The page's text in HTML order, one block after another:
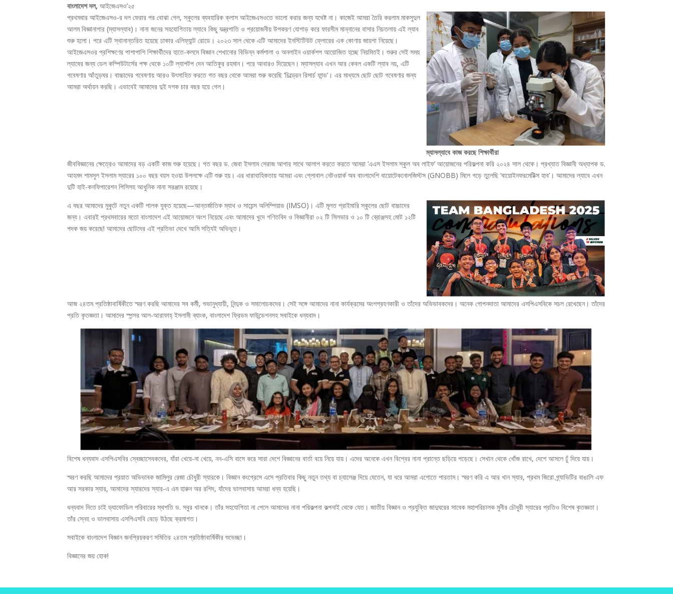
বাংলাদেশ দল,আইজেএসও’২৫
প্রথমবার আইজেএসও-র দল ফেরার পর বোঝা গেল, স্কুলের ব্যবহারিক ক্লাস আইজেএসওতে ভালো করার জন্য যথেষ্ট না। কাজেই আমরা তৈরি করলাম মাকসুদুল
আলম বিজ্ঞানাগার (ম্যাসল্যাব)। নানা জনের সহযোগিতায় ল্যাবে কিছু যন্ত্রপাতি ও প্রয়োজনীয় উপকরণ যোগাড় করে ফারসীম মান্নানের বাসার নিচতলায় এই ল্যাব
শুরু হলো। পরে এটি স্থানান্তরিত হয়েছে ঢাকার এলিফ্যান্ট রোডে। ২০২৩ সাল থেকে এটি আমাদের ইনস্টিটিউট ফ্লোরের এক কোণায় জায়গা নিয়েছে।
আইজেএসওর প্রশিক্ষণের পাশাপাশি শিক্ষার্থীদের হাতে-কলমে বিজ্ঞান শেখানোর বিভিন্ন কর্মশালা ও অনলাইন ওয়ার্কশপ আয়োজিত হচ্ছে নিয়মিতই। শুরুর সেই সময়
ল্যাবের জন্য ডেল কম্পিউটার্সের পক্ষ থেকে ১০টি ল্যাপটপ দেন আতিকুর রহমান। পরে আবারও দিয়েছেন। ম্যাসল্যাব এখন আর কেবল একটি ল্যাব নয়, এটি
গবেষণার আঁতুড়ঘর। বাচ্চাদের গবেষণায় আরও উৎসাহিত করতে গত বছর থেকে আমরা শুরু করেছি ‘চিল্ড্রেন রিসার্চ ফান্ড’। এর মাধ্যমে ছোট ছোট গবেষণার জন্য
আমরা অর্থায়ন করছি। এভাবেই আমাদের দুই দশক চার বছর হয়ে গেল।
ম্যাসল্যাবে কাজ করছে শিক্ষার্থীরা
জীববিজ্ঞানের ক্ষেত্রেও আমাদের বড় একটি কাজ শুরু হয়েছে। গত বছর ড. জেবা ইসলাম সেরাজ আপার সাথে আলাপ করতে করতে আমরা ‘এএস ইসলাম স্কুল অব লাইফ’ আয়োজনের পরিকল্পনা করি ২০২৪ সাল থেকে। প্রখ্যাত বিজ্ঞানী অধ্যাপক ড.
আহমদ শামসুল ইসলাম স্যারের ১০০ বছর বয়স হওয়া উপলক্ষে এটি শুরু হয়। এর ধারাবাহিকতায় আমরা এবং গ্লোবাল নেটওয়ার্ক অব বাংলাদেশি বায়োটেকনোলজিস্টস (GNOBB) মিলে গড়ে তুলেছি ‘বায়োইনফরমেটিক্স হাব’। আমাদের ল্যাবে এখন
দুটি হাই-কনফিগারেশন পিসিসহ আধুনিক নানা সরঞ্জাম রয়েছে।
এ বছর আমাদের মুকুটে নতুন একটি পালক যুক্ত হয়েছে—আন্তর্জাতিক ম্যাথ ও সায়েন্স অলিম্পিয়াড (IMSO)। এটি মূলত প্রাইমারি স্কুলের ছোট বাচ্চাদের
জন্য। এবারই প্রথমবারের মতো বাংলাদেশ এই আয়োজনে অংশ নিয়েছে এবং আমাদের খুদে গণিতবিদ ও বিজ্ঞানীরা ০২ টি সিলভার ও ১০ টি ব্রোঞ্জসহ মোট ১২টি
পদক জয় করেছে! আমাদের ছোটদের এই প্রতিভা দেখে আমি সত্যিই অভিভূত।
আজ ২৪তম প্রতিষ্ঠাবার্ষিকীতে স্মরণ করছি আমাদের সব কর্মী, শুভানুধ্যায়ী, নিন্দুক ও সমালোচকদের। সেই সঙ্গে আমাদের নানা কার্যক্রমের অংশগ্রহণকারী ও তাঁদের অভিভাবকদের। অনেক গোপনদাতা আমাদের এসপিএসবিকে সচল রেখেছেন। তাঁদের
প্রতি কৃতজ্ঞতা। আমাদের স্পন্সর আল-আরাফাহ্‌ ইসলামী ব্যাংক, বাংলাদেশ ফ্রিডম ফাউন্ডেশনসহ সবাইকে ধন্যবাদ।
বিশেষ ধন্যবাদ এসপিএসবির স্বেচ্ছাসেবকদের, যাঁরা খেয়ে-না খেয়ে, নন-এসি বাসে করে সারা দেশে বিজ্ঞানের বার্তা বয়ে নিয়ে যায়। এদের অনেকে এখন বিশ্বের নানা প্রান্তে ছড়িয়ে পড়েছে। সেখান থেকে খোঁজ রাখে, দেশে আসলে ঢুঁ দিয়ে যায়।
স্মরণ করছি আমাদের প্রয়াত অভিভাবক জামিলুর রেজা চৌধুরী স্যারকে। বিজ্ঞান কংগ্রেসে এসে প্রতিবার কিছু নতুন তথ্য বা চ্যালেঞ্জ দিয়ে যেতেন, যা ধরে আমরা এগোতে পারতাম। স্মরণ করি এ আর খান স্যার, প্রথম জিরো গ্র্যাভিটির বাঙালি এফ
আর সরকার স্যার, আমাদের স্যারদের স্যার-এ এম হারুন অর রশিদ, যাঁদের ভালবাসায় আমরা ধন্য হয়েছি।
ধন্যবাদ দিতে চাই ড্যাফোডিল পরিবারের স্থপতি ড. সবুর খানকে। তাঁর সহযোগিতা না পেলে আমাদের নানা পরিকল্পনা কল্পনাই থেকে যেত। জাতীয় বিজ্ঞান ও প্রযুক্তি জাদুঘরের সাবেক মহাপরিচালক মুনীর চৌধুরী স্যারের প্রতিও বিশেষ কৃতজ্ঞতা।
তাঁর স্নেহ ও ভালবাসায় এসপিএসবি বেড়ে উঠছে ক্রমাগত।
সবাইকে বাংলাদেশ বিজ্ঞান জনপ্রিয়করণ সমিতির ২৪তম প্রতিষ্ঠাবার্ষিকীর শুভেচ্ছা।
বিজ্ঞানের জয় হোক!